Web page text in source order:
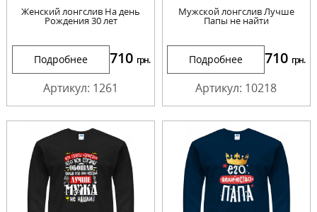
Женский лонгслив На день
Рождения 30 лет
Подробнее 710 грн.
Артикул: 1261
Мужской лонгслив Лучше
Папы не найти
Подробнее 710 грн.
Артикул: 10218